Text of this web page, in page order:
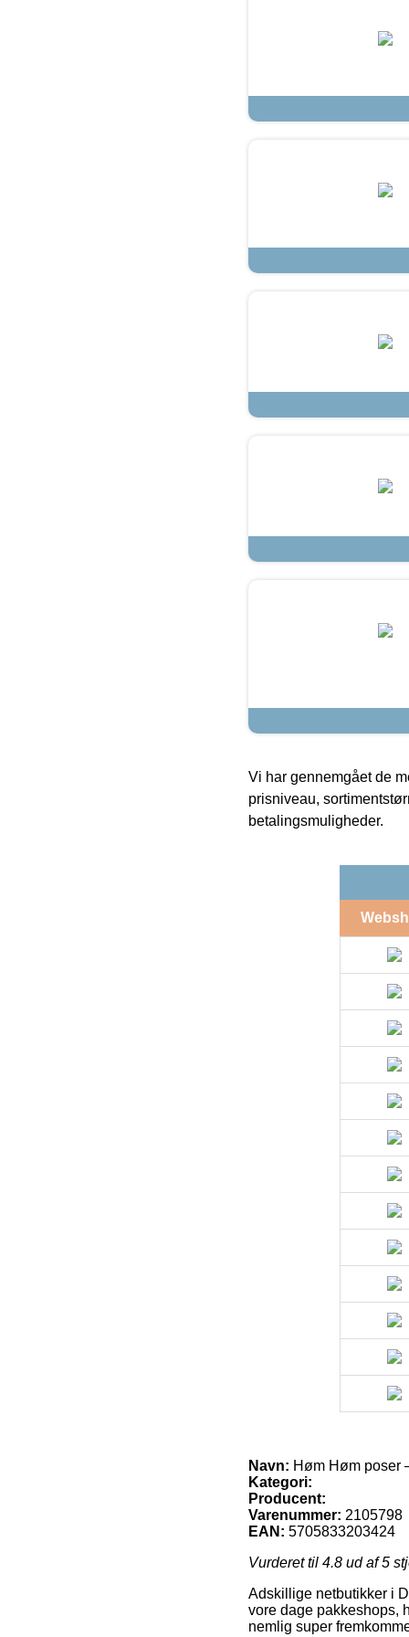
Vi har gennemgået de
prisniveau,
betalingsmuligheder.
Navn: Høm Høm poser
Kategori:
Producent:
Varenummer: 2105798
EAN: 5705833203424
Vurderet til 4.8 ud af 5
Adskillige netbutikker i
vore dage pakkeshops,
nemlig super